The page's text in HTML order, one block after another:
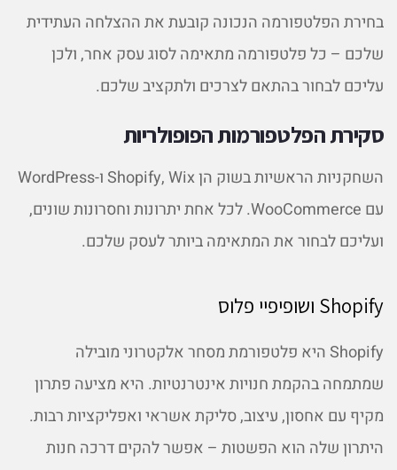
בחירת הפלטפורמה הנכונה קובעת את ההצלחה העתידית
שלכם – כל פלטפורמה מתאימה לסוג עסק אחר, ולכן
עליכם לבחור בהתאם לצרכים ולתקציב שלכם.
סקירת הפלטפורמות הפופולריות
השחקניות הראשיות בשוק הן Shopify, Wix ו-WordPress
עם WooCommerce. לכל אחת יתרונות וחסרונות שונים,
ועליכם לבחור את המתאימה ביותר לעסק שלכם.
Shopify ושופיפיי פלוס
Shopify היא פלטפורמת מסחר אלקטרוני מובילה
שמתמחה בהקמת חנויות אינטרנטיות. היא מציעה פתרון
מקיף עם אחסון, עיצוב, סליקת אשראי ואפליקציות רבות.
היתרון שלה הוא הפשטות – אפשר להקים דרכה חנות